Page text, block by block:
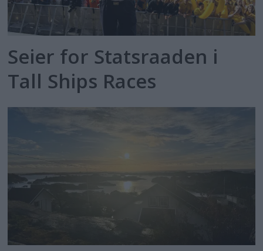
Seier for Statsraaden i
Tall Ships Races